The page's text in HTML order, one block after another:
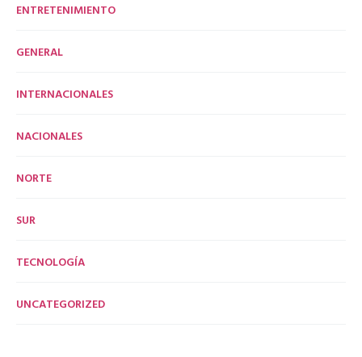
ENTRETENIMIENTO
GENERAL
INTERNACIONALES
NACIONALES
NORTE
SUR
TECNOLOGÍA
UNCATEGORIZED